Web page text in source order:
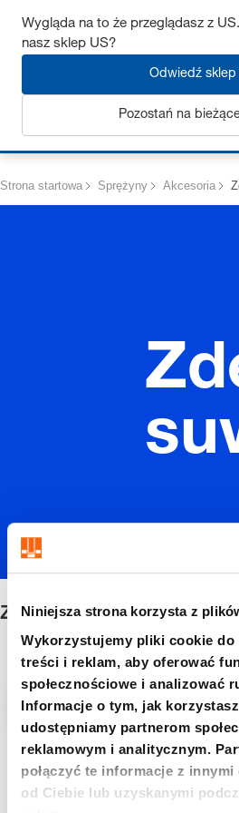
Niniejsza strona korzysta z
Wykorzystujemy pliki cookie
treści i reklam, aby oferować
społecznościowe i analizować
Informacje o tym, jak
udostępniamy partnerom
reklamowym i analitycznym.
połączyć te informacje z
od Ciebie lub uzyskanymi
Uzyskaj do 7% zniżki – kliknij tutaj,
Strona startowa Sprężyny Akcesoria
Zderzak suwaka
Filtr/sortowanie
6 Znaleziono artykuł
Wygląda na to że przeglądasz z
nasz sklep US?
Odwiedź sklep
Pozostań na